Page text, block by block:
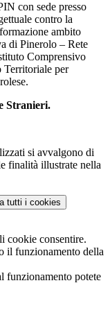
con sede presso
contro la
ambito
di Pinerolo – Rete
Comprensivo
Territoriale per
Stranieri.
si avvalgono di
finalità illustrate nella
tutti i cookies
cookie consentire.
il funzionamento della
funzionamento potete